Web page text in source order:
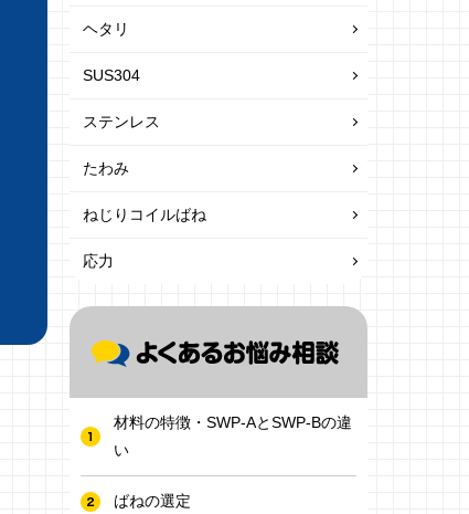
ヘタリ
SUS304
ステンレス
たわみ
ねじりコイルばね
応力
材料の特徴・SWP-AとSWP-Bの違
い
ばねの選定